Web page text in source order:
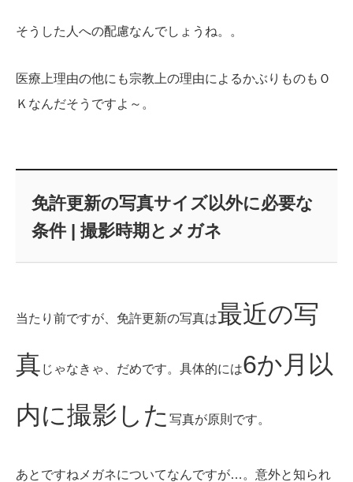
そうした人への配慮なんでしょうね。。
医療上理由の他にも宗教上の理由によるかぶりものもＯ
Ｋなんだそうですよ～。
免許更新の写真サイズ以外に必要な
条件 | 撮影時期とメガネ
当たり前ですが、免許更新の写真は最近の写
真 じゃなきゃ、だめです。具体的には6か月以
内に撮影した 写真が原則です。
あとですねメガネについてなんですが…。意外と知られ